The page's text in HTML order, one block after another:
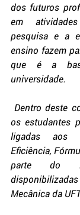
dos futuros
em
pesquisa e a
ensino fazem
que é a
universidade.
Dentro deste contexto, é essencial que
os estudantes
ligadas aos
Eficiência,
parte do
Mecânica da